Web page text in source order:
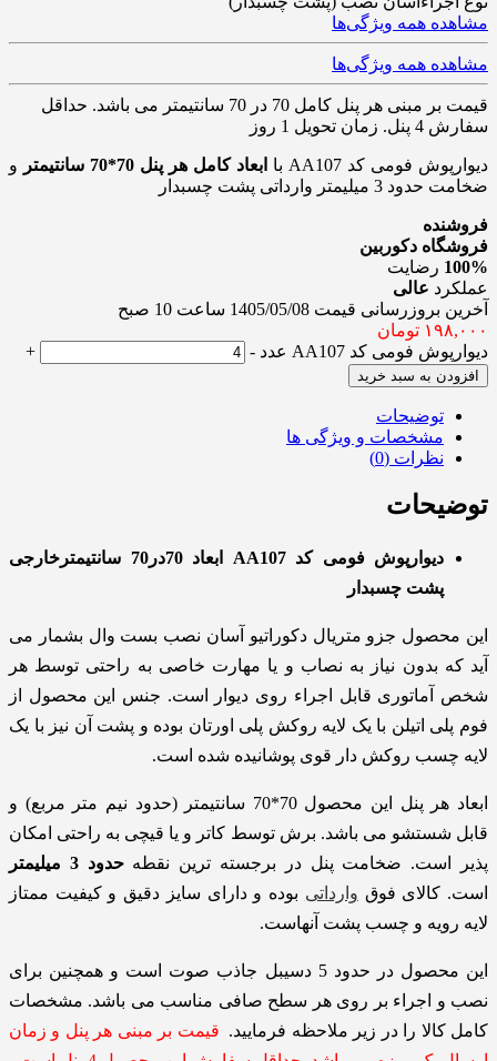
مشاهده همه ویژگی‌ها
مشاهده همه ویژگی‌ها
قیمت بر مبنی هر پنل کامل 70 در 70 سانتیمتر می باشد. حداقل
سفارش 4 پنل. زمان تحویل 1 روز
دیوارپوش فومی کد AA107 با ابعاد کامل هر پنل 70*70 سانتیمتر
و
ضخامت حدود 3 میلیمتر وارداتی پشت چسبدار
فروشنده
فروشگاه دکوربین
100% رضایت
عملکرد عالی
آخرین بروزرسانی قیمت 1405/05/08 ساعت 10 صبح
۱۹۸,۰۰۰ تومان
دیوارپوش فومی کد AA107 عدد
-
+
افزودن به سبد خرید
توضیحات
مشخصات و ویژگی ها
نظرات (0)
توضیحات
دیوارپوش فومی کد AA107 ابعاد 70در70 سانتیمترخارجی
پشت چسبدار
این محصول جزو متریال دکوراتیو آسان نصب بست وال بشمار می
آید که بدون نیاز به نصاب و یا مهارت خاصی به راحتی توسط هر
شخص آماتوری قابل اجراء روی دیوار است. جنس این محصول از
فوم پلی اتیلن با یک لایه روکش پلی اورتان بوده و پشت آن نیز با یک
لایه چسب روکش دار قوی پوشانیده شده است.
ابعاد هر پنل این محصول 70*70 سانتیمتر (حدود نیم متر مربع) و
قابل شستشو می باشد. برش توسط کاتر و یا قیچی به راحتی امکان
پذیر است. ضخامت پنل در برجسته ترین نقطهحدود 3 میلیمتر
است. کالای فوق وارداتی بوده و دارای سایز دقیق و کیفیت ممتاز
لایه رویه و چسب پشت آنهاست.
این محصول در حدود 5 دسیبل جاذب صوت است و همچنین برای
نصب و اجراء بر روی هر سطح صافی مناسب می باشد. مشخصات
کامل کالا را در زیر ملاحظه فرمایید. قیمت بر مبنی هر پنل و زمان